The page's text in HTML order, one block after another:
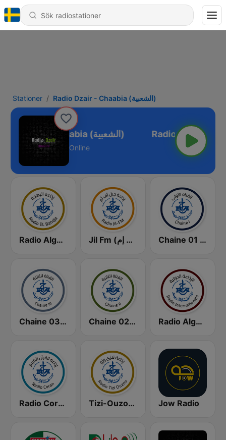
Stationer Radio Dzair - Chaabia (الشعبية)
Radio Dzair - Chaabia (الشعبية)
Online
Radio Algérienne - El Bahdja (إذاعة البهجة) Jil Fm (جيل إف إم) Chaine 01 (القناة الأولى)
Chaine 03 (القناة الثالثة) Chaine 02 (القناة الثانية) Radio Algérie Internationale (إذاعة الجزائر الدولية)
Radio Coran (إذاعة القرآن الكريم) Tizi-Ouzou (تيزي وزو) Jow Radio